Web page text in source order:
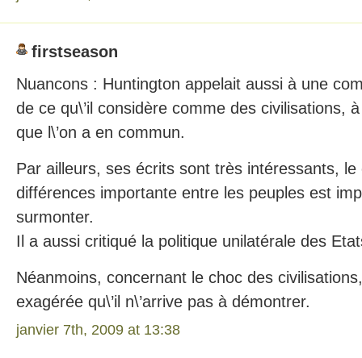
firstseason
Nuancons : Huntington appelait aussi à une
de ce qu\’il considère comme des civilisations,
que l\’on a en commun.
Par ailleurs, ses écrits sont très intéressants, le
différences importante entre les peuples est
surmonter.
Il a aussi critiqué la politique unilatérale des
Néanmoins, concernant le choc des
exagérée qu\’il n\’arrive pas à démontrer.
janvier 7th, 2009 at 13:38